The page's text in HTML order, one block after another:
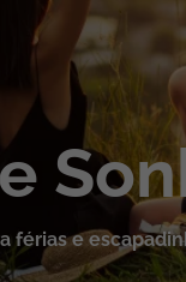
férias e